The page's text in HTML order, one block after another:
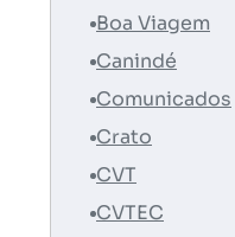
Boa Viagem
Canindé
Comunicados
Crato
CVT
CVTEC